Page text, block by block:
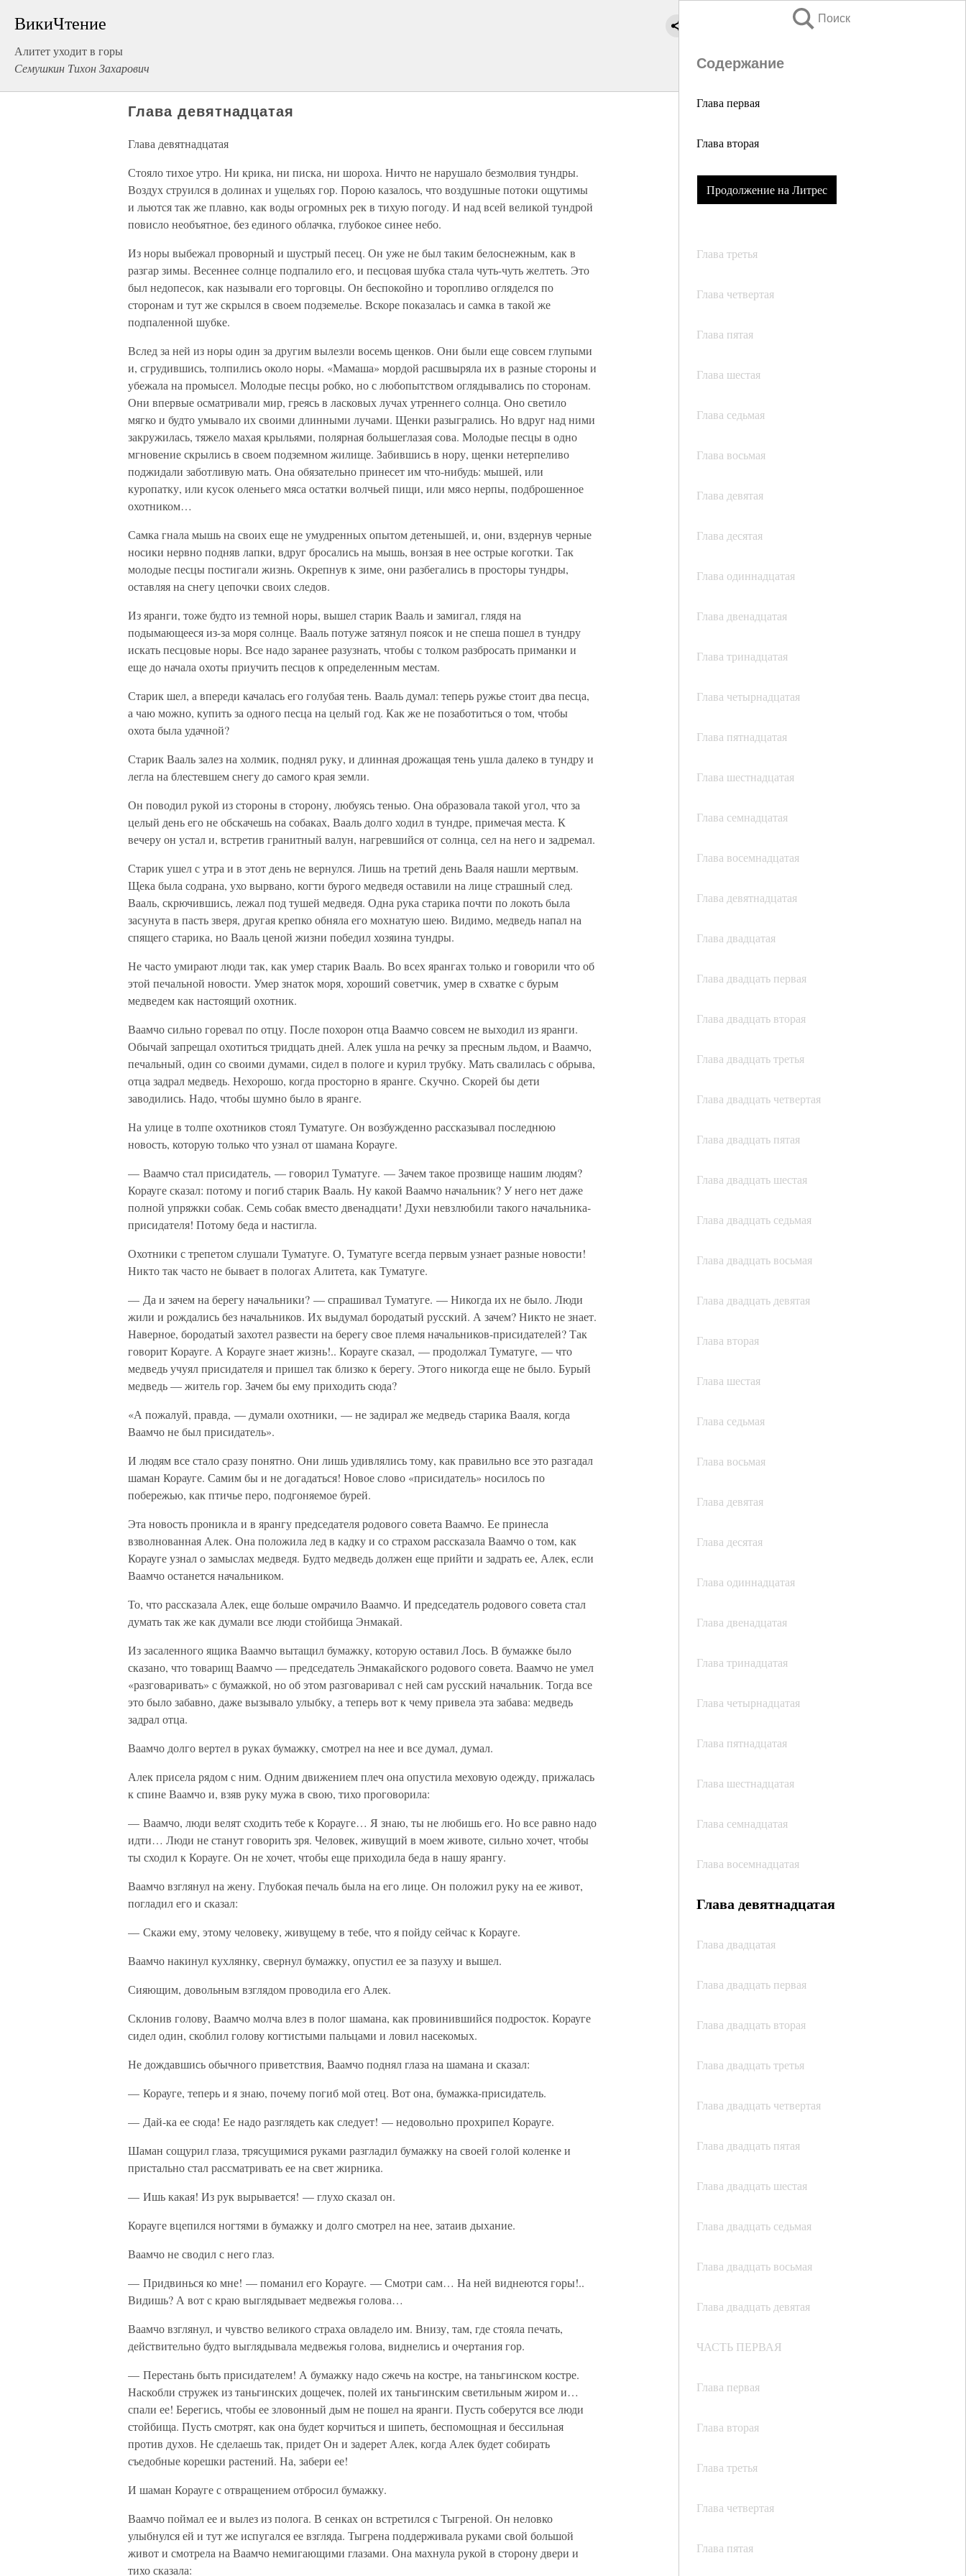
ВикиЧтение
Алитет уходит в горы
Семушкин Тихон Захарович
Поиск
Содержание
Глава первая
Глава вторая
Продолжение на Литрес
Глава третья
Глава четвертая
Глава пятая
Глава шестая
Глава седьмая
Глава восьмая
Глава девятая
Глава десятая
Глава одиннадцатая
Глава двенадцатая
Глава тринадцатая
Глава четырнадцатая
Глава пятнадцатая
Глава шестнадцатая
Глава семнадцатая
Глава восемнадцатая
Глава девятнадцатая
Глава двадцатая
Глава двадцать первая
Глава двадцать вторая
Глава двадцать третья
Глава двадцать четвертая
Глава двадцать пятая
Глава двадцать шестая
Глава двадцать седьмая
Глава двадцать восьмая
Глава двадцать девятая
Глава вторая
Глава шестая
Глава седьмая
Глава восьмая
Глава девятая
Глава десятая
Глава одиннадцатая
Глава двенадцатая
Глава тринадцатая
Глава четырнадцатая
Глава пятнадцатая
Глава шестнадцатая
Глава семнадцатая
Глава восемнадцатая
Глава девятнадцатая
Глава двадцатая
Глава двадцать первая
Глава двадцать вторая
Глава двадцать третья
Глава двадцать четвертая
Глава двадцать пятая
Глава двадцать шестая
Глава двадцать седьмая
Глава двадцать восьмая
Глава двадцать девятая
ЧАСТЬ ПЕРВАЯ
Глава первая
Глава вторая
Глава третья
Глава четвертая
Глава пятая
Глава девятнадцатая
Глава девятнадцатая
Стояло тихое утро. Ни крика, ни писка, ни шороха. Ничто не нарушало безмолвия тундры.
Воздух струился в долинах и ущельях гор. Порою казалось, что воздушные потоки ощутимы
и льются так же плавно, как воды огромных рек в тихую погоду. И над всей великой тундрой
повисло необъятное, без единого облачка, глубокое синее небо.
Из норы выбежал проворный и шустрый песец. Он уже не был таким белоснежным, как в
разгар зимы. Весеннее солнце подпалило его, и песцовая шубка стала чуть-чуть желтеть. Это
был недопесок, как называли его торговцы. Он беспокойно и торопливо огляделся по
сторонам и тут же скрылся в своем подземелье. Вскоре показалась и самка в такой же
подпаленной шубке.
Вслед за ней из норы один за другим вылезли восемь щенков. Они были еще совсем глупыми
и, сгрудившись, толпились около норы. «Мамаша» мордой расшвыряла их в разные стороны и
убежала на промысел. Молодые песцы робко, но с любопытством оглядывались по сторонам.
Они впервые осматривали мир, греясь в ласковых лучах утреннего солнца. Оно светило
мягко и будто умывало их своими длинными лучами. Щенки разыгрались. Но вдруг над ними
закружилась, тяжело махая крыльями, полярная большеглазая сова. Молодые песцы в одно
мгновение скрылись в своем подземном жилище. Забившись в нору, щенки нетерпеливо
поджидали заботливую мать. Она обязательно принесет им что-нибудь: мышей, или
куропатку, или кусок оленьего мяса остатки волчьей пищи, или мясо нерпы, подброшенное
охотником…
Самка гнала мышь на своих еще не умудренных опытом детенышей, и, они, вздернув черные
носики нервно подняв лапки, вдруг бросались на мышь, вонзая в нее острые коготки. Так
молодые песцы постигали жизнь. Окрепнув к зиме, они разбегались в просторы тундры,
оставляя на снегу цепочки своих следов.
Из яранги, тоже будто из темной норы, вышел старик Вааль и замигал, глядя на
подымающееся из-за моря солнце. Вааль потуже затянул поясок и не спеша пошел в тундру
искать песцовые норы. Все надо заранее разузнать, чтобы с толком разбросать приманки и
еще до начала охоты приучить песцов к определенным местам.
Старик шел, а впереди качалась его голубая тень. Вааль думал: теперь ружье стоит два песца,
а чаю можно, купить за одного песца на целый год. Как же не позаботиться о том, чтобы
охота была удачной?
Старик Вааль залез на холмик, поднял руку, и длинная дрожащая тень ушла далеко в тундру и
легла на блестевшем снегу до самого края земли.
Он поводил рукой из стороны в сторону, любуясь тенью. Она образовала такой угол, что за
целый день его не обскачешь на собаках, Вааль долго ходил в тундре, примечая места. К
вечеру он устал и, встретив гранитный валун, нагревшийся от солнца, сел на него и задремал.
Старик ушел с утра и в этот день не вернулся. Лишь на третий день Вааля нашли мертвым.
Щека была содрана, ухо вырвано, когти бурого медведя оставили на лице страшный след.
Вааль, скрючившись, лежал под тушей медведя. Одна рука старика почти по локоть была
засунута в пасть зверя, другая крепко обняла его мохнатую шею. Видимо, медведь напал на
спящего старика, но Вааль ценой жизни победил хозяина тундры.
Не часто умирают люди так, как умер старик Вааль. Во всех ярангах только и говорили что об
этой печальной новости. Умер знаток моря, хороший советчик, умер в схватке с бурым
медведем как настоящий охотник.
Ваамчо сильно горевал по отцу. После похорон отца Ваамчо совсем не выходил из яранги.
Обычай запрещал охотиться тридцать дней. Алек ушла на речку за пресным льдом, и Ваамчо,
печальный, один со своими думами, сидел в пологе и курил трубку. Мать свалилась с обрыва,
отца задрал медведь. Нехорошо, когда просторно в яранге. Скучно. Скорей бы дети
заводились. Надо, чтобы шумно было в яранге.
На улице в толпе охотников стоял Туматуге. Он возбужденно рассказывал последнюю
новость, которую только что узнал от шамана Корауге.
— Ваамчо стал присидатель, — говорил Туматуге. — Зачем такое прозвище нашим людям?
Корауге сказал: потому и погиб старик Вааль. Ну какой Ваамчо начальник? У него нет даже
полной упряжки собак. Семь собак вместо двенадцати! Духи невзлюбили такого начальника-
присидателя! Потому беда и настигла.
Охотники с трепетом слушали Туматуге. О, Туматуге всегда первым узнает разные новости!
Никто так часто не бывает в пологах Алитета, как Туматуге.
— Да и зачем на берегу начальники? — спрашивал Туматуге. — Никогда их не было. Люди
жили и рождались без начальников. Их выдумал бородатый русский. А зачем? Никто не знает.
Наверное, бородатый захотел развести на берегу свое племя начальников-присидателей? Так
говорит Корауге. А Корауге знает жизнь!.. Корауге сказал, — продолжал Туматуге, — что
медведь учуял присидателя и пришел так близко к берегу. Этого никогда еще не было. Бурый
медведь — житель гор. Зачем бы ему приходить сюда?
«А пожалуй, правда, — думали охотники, — не задирал же медведь старика Вааля, когда
Ваамчо не был присидатель».
И людям все стало сразу понятно. Они лишь удивлялись тому, как правильно все это разгадал
шаман Корауге. Самим бы и не догадаться! Новое слово «присидатель» носилось по
побережью, как птичье перо, подгоняемое бурей.
Эта новость проникла и в ярангу председателя родового совета Ваамчо. Ее принесла
взволнованная Алек. Она положила лед в кадку и со страхом рассказала Ваамчо о том, как
Корауге узнал о замыслах медведя. Будто медведь должен еще прийти и задрать ее, Алек, если
Ваамчо останется начальником.
То, что рассказала Алек, еще больше омрачило Ваамчо. И председатель родового совета стал
думать так же как думали все люди стойбища Энмакай.
Из засаленного ящика Ваамчо вытащил бумажку, которую оставил Лось. В бумажке было
сказано, что товарищ Ваамчо — председатель Энмакайского родового совета. Ваамчо не умел
«разговаривать» с бумажкой, но об этом разговаривал с ней сам русский начальник. Тогда все
это было забавно, даже вызывало улыбку, а теперь вот к чему привела эта забава: медведь
задрал отца.
Ваамчо долго вертел в руках бумажку, смотрел на нее и все думал, думал.
Алек присела рядом с ним. Одним движением плеч она опустила меховую одежду, прижалась
к спине Ваамчо и, взяв руку мужа в свою, тихо проговорила:
— Ваамчо, люди велят сходить тебе к Корауге… Я знаю, ты не любишь его. Но все равно надо
идти… Люди не станут говорить зря. Человек, живущий в моем животе, сильно хочет, чтобы
ты сходил к Корауге. Он не хочет, чтобы еще приходила беда в нашу ярангу.
Ваамчо взглянул на жену. Глубокая печаль была на его лице. Он положил руку на ее живот,
погладил его и сказал:
— Скажи ему, этому человеку, живущему в тебе, что я пойду сейчас к Корауге.
Ваамчо накинул кухлянку, свернул бумажку, опустил ее за пазуху и вышел.
Сияющим, довольным взглядом проводила его Алек.
Склонив голову, Ваамчо молча влез в полог шамана, как провинившийся подросток. Корауге
сидел один, скоблил голову когтистыми пальцами и ловил насекомых.
Не дождавшись обычного приветствия, Ваамчо поднял глаза на шамана и сказал:
— Корауге, теперь и я знаю, почему погиб мой отец. Вот она, бумажка-присидатель.
— Дай-ка ее сюда! Ее надо разглядеть как следует! — недовольно прохрипел Корауге.
Шаман сощурил глаза, трясущимися руками разгладил бумажку на своей голой коленке и
пристально стал рассматривать ее на свет жирника.
— Ишь какая! Из рук вырывается! — глухо сказал он.
Корауге вцепился ногтями в бумажку и долго смотрел на нее, затаив дыхание.
Ваамчо не сводил с него глаз.
— Придвинься ко мне! — поманил его Корауге. — Смотри сам… На ней виднеются горы!..
Видишь? А вот с краю выглядывает медвежья голова…
Ваамчо взглянул, и чувство великого страха овладело им. Внизу, там, где стояла печать,
действительно будто выглядывала медвежья голова, виднелись и очертания гор.
— Перестань быть присидателем! А бумажку надо сжечь на костре, на таньгинском костре.
Наскобли стружек из таньгинских дощечек, полей их таньгинским светильным жиром и…
спали ее! Берегись, чтобы ее зловонный дым не пошел на яранги. Пусть соберутся все люди
стойбища. Пусть смотрят, как она будет корчиться и шипеть, беспомощная и бессильная
против духов. Не сделаешь так, придет Он и задерет Алек, когда Алек будет собирать
съедобные корешки растений. На, забери ее!
И шаман Корауге с отвращением отбросил бумажку.
Ваамчо поймал ее и вылез из полога. В сенках он встретился с Тыгреной. Он неловко
улыбнулся ей и тут же испугался ее взгляда. Тыгрена поддерживала руками свой большой
живот и смотрела на Ваамчо немигающими глазами. Она махнула рукой в сторону двери и
тихо сказала: